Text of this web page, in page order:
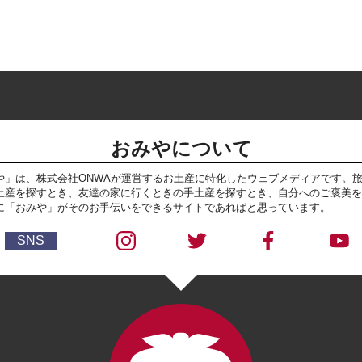
おみやについて
」は、株式会社ONWAが運営するお土産に特化したウェブメディアです。
産を探すとき、友達の家に行くときの手土産を探すとき、自分へのご褒美
「おみや」がそのお手伝いをできるサイトであればと思っています。
SNS